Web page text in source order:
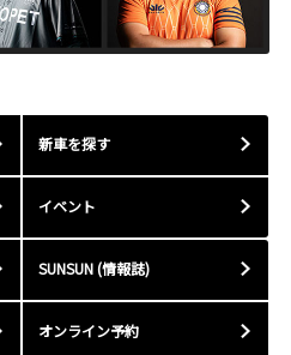
新車を探す
イベント
SUNSUN (情報誌)
オンライン予約